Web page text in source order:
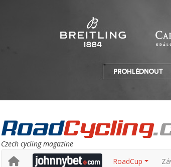
Czech cycling magazine
RoadCup